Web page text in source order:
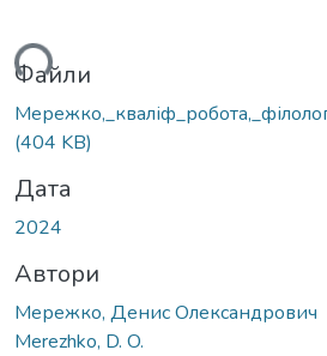
Файли
(404 KB)
Дата
2024
Автори
Мережко, Денис Олександрович
Merezhko, D. O.